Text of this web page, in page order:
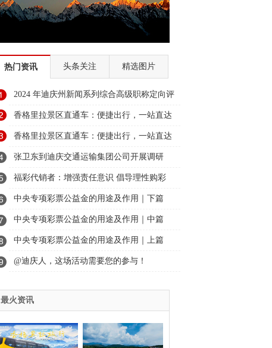
热门资讯 头条关注 精选图片
2024 年迪庆州新闻系列综合高级职称定向评
审通过人员名单公示
香格里拉景区直通车：便捷出行，一站直达
美景
香格里拉景区直通车：便捷出行，一站直达
美景
张卫东到迪庆交通运输集团公司开展调研
福彩代销者：增强责任意识 倡导理性购彩
中央专项彩票公益金的用途及作用｜下篇
中央专项彩票公益金的用途及作用｜中篇
中央专项彩票公益金的用途及作用｜上篇
@迪庆人，这场活动需要您的参与！
最火资讯